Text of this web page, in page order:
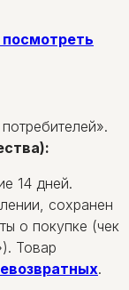
14 дней.
сохранен
о покупке (чек
Товар
.